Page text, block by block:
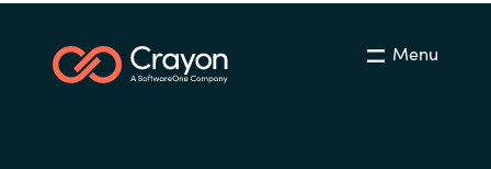
Philippines
Menu